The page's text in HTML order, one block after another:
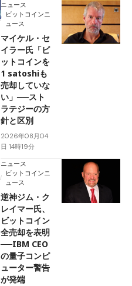
ニュース
ビットコインニ
ュース
マイケル・セ
イラー氏「ビ
ットコインを
1 satoshiも
売却していな
い」──スト
ラテジーの方
針と区別
2026年08月04
日 14時19分
ニュース
ビットコインニ
ュース
逆神ジム・ク
レイマー氏、
ビットコイン
全売却を表明
──IBM CEO
の量子コンピ
ューター警告
が発端